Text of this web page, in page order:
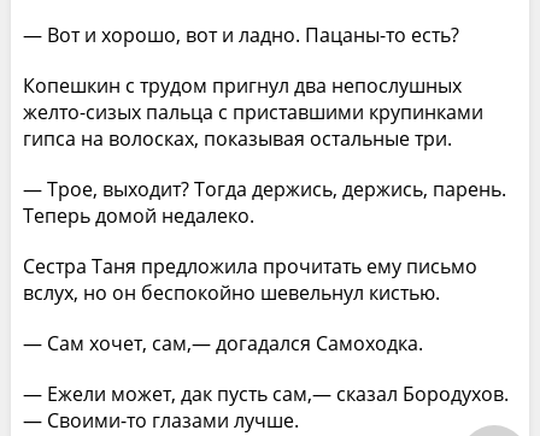
— Вот и хорошо, вот и ладно. Пацаны-то есть?
Копешкин с трудом пригнул два непослушных
желто-сизых пальца с приставшими крупинками
гипса на волосках, показывая остальные три.
— Трое, выходит? Тогда держись, держись, парень.
Теперь домой недалеко.
Сестра Таня предложила прочитать ему письмо
вслух, но он беспокойно шевельнул кистью.
— Сам хочет, сам,— догадался Самоходка.
— Ежели может, дак пусть сам,— сказал Бородухов.
— Своими-то глазами лучше.